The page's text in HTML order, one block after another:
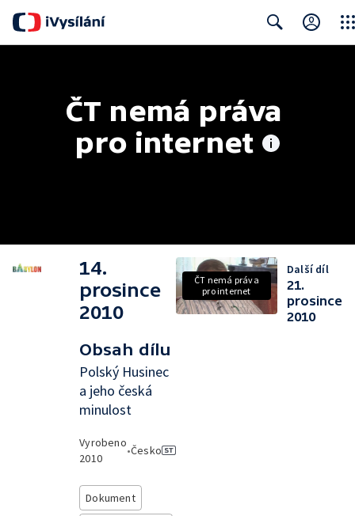
ČT nemá práva
pro internet
14.
prosince
2010
Obsah dílu
Polský Husinec
a jeho česká
minulost
Vyrobeno
2010
•Česko
Dokument
ČT nemá práva
pro internet
Další díl
21.
prosince
2010